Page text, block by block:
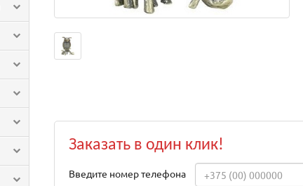
Заказать в один клик!
Введите номер телефона